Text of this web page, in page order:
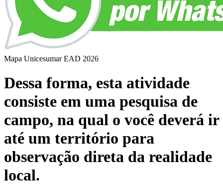
Mapa Unicesumar EAD 2026
Dessa forma, esta atividade
consiste em uma pesquisa de
campo, na qual o você deverá ir
até um território para
observação direta da realidade
local.